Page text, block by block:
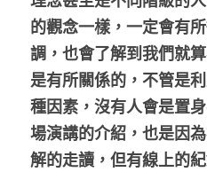
的觀念一樣，一定會有
調，也會了解到我們就
是有所關係的，不管是
種因素，沒有人會是置
場演講的介紹，也是因
解的走讀，但有線上的